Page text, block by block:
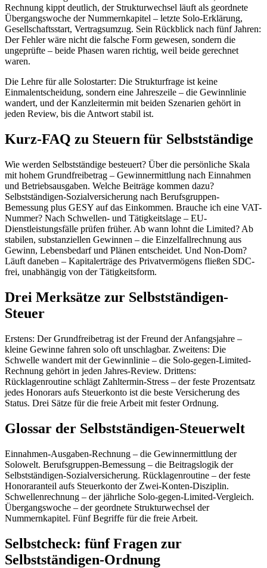
Rechnung kippt deutlich, der Strukturwechsel läuft als geordnete
Übergangswoche der Nummernkapitel – letzte Solo-Erklärung,
Gesellschaftsstart, Vertragsumzug. Sein Rückblick nach fünf Jahren:
Der Fehler wäre nicht die falsche Form gewesen, sondern die
ungeprüfte – beide Phasen waren richtig, weil beide gerechnet
waren.
Die Lehre für alle Solostarter: Die Strukturfrage ist keine
Einmalentscheidung, sondern eine Jahreszeile – die Gewinnlinie
wandert, und der Kanzleitermin mit beiden Szenarien gehört in
jeden Review, bis die Antwort stabil ist.
Kurz-FAQ zu Steuern für Selbstständige
Wie werden Selbstständige besteuert? Über die persönliche Skala
mit hohem Grundfreibetrag – Gewinnermittlung nach Einnahmen
und Betriebsausgaben. Welche Beiträge kommen dazu?
Selbstständigen-Sozialversicherung nach Berufsgruppen-
Bemessung plus GESY auf das Einkommen. Brauche ich eine VAT-
Nummer? Nach Schwellen- und Tätigkeitslage – EU-
Dienstleistungsfälle prüfen früher. Ab wann lohnt die Limited? Ab
stabilen, substanziellen Gewinnen – die Einzelfallrechnung aus
Gewinn, Lebensbedarf und Plänen entscheidet. Und Non-Dom?
Läuft daneben – Kapitalerträge des Privatvermögens fließen SDC-
frei, unabhängig von der Tätigkeitsform.
Drei Merksätze zur Selbstständigen-
Steuer
Erstens: Der Grundfreibetrag ist der Freund der Anfangsjahre –
kleine Gewinne fahren solo oft unschlagbar. Zweitens: Die
Schwelle wandert mit der Gewinnlinie – die Solo-gegen-Limited-
Rechnung gehört in jeden Jahres-Review. Drittens:
Rücklagenroutine schlägt Zahltermin-Stress – der feste Prozentsatz
jedes Honorars aufs Steuerkonto ist die beste Versicherung des
Status. Drei Sätze für die freie Arbeit mit fester Ordnung.
Glossar der Selbstständigen-Steuerwelt
Einnahmen-Ausgaben-Rechnung – die Gewinnermittlung der
Solowelt. Berufsgruppen-Bemessung – die Beitragslogik der
Selbstständigen-Sozialversicherung. Rücklagenroutine – der feste
Honoraranteil aufs Steuerkonto der Zwei-Konten-Disziplin.
Schwellenrechnung – der jährliche Solo-gegen-Limited-Vergleich.
Übergangswoche – der geordnete Strukturwechsel der
Nummernkapitel. Fünf Begriffe für die freie Arbeit.
Selbstcheck: fünf Fragen zur
Selbstständigen-Ordnung